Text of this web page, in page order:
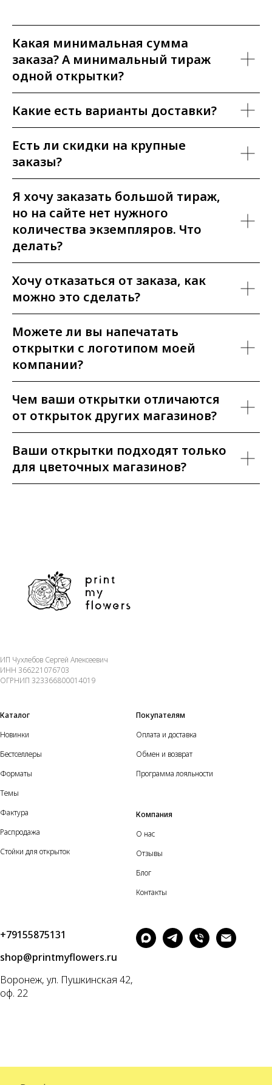
Какая минимальная сумма
заказа? А минимальный тираж
одной открытки?
Какие есть варианты доставки?
Есть ли скидки на крупные
заказы?
Я хочу заказать большой тираж,
но на сайте нет нужного
количества экземпляров. Что
делать?
Хочу отказаться от заказа, как
можно это сделать?
Можете ли вы напечатать
открытки с логотипом моей
компании?
Чем ваши открытки отличаются
от открыток других магазинов?
Ваши открытки подходят только
для цветочных магазинов?
ИП Чухлебов Сергей Алексеевич
ИНН 366221076703
ОГРНИП 323366800014019
Каталог
Новинки
Бестселлеры
Форматы
Темы
Фактура
Распродажа
Стойки для открыток
Покупателям
Оплата и доставка
Обмен и возврат
Программа лояльности
Компания
О нас
Отзывы
Блог
Контакты
+79155875131
shop@printmyflowers.ru
Воронеж, ул. Пушкинская 42,
оф. 22